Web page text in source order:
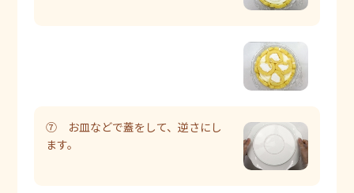
⑦ お皿などで蓋をして、逆さにし
ます。